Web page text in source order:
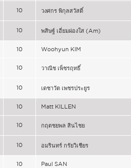
10 วงศกร พิกุลสวัสดิ์
10 พสิษฐ์ เอี่ยมผ่องใส (Am)
10 Woohyun KIM
10 วาณิช เพ็ชรฤทธิ์
10 เดชาวัต เพชรประยูร
10 Matt KILLEN
10 กฤตชยพล สินไชย
10 อมรินทร์ กรัยวิเชียร
10 Paul SAN